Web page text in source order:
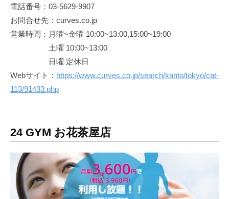
電話番号：03-5629-9907
お問合せ先：curves.co.jp
営業時間：月曜~金曜 10:00~13:00,15:00~19:00
土曜 10:00~13:00
日曜 定休日
Webサイト： https://www.curves.co.jp/search/kanto/tokyo/cat-
113/91433.php
24 GYM お花茶屋店